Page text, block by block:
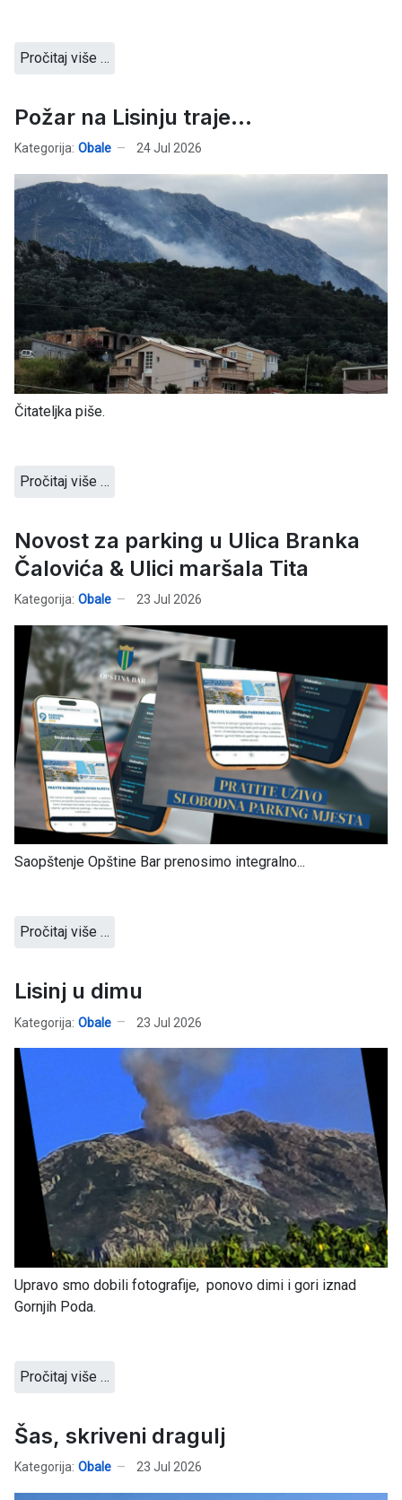
Pročitaj više …
Požar na Lisinju traje...
Kategorija: Obale 24 Jul 2026
Čitateljka piše.
Pročitaj više …
Novost za parking u Ulica Branka
Čalovića & Ulici maršala Tita
Kategorija: Obale 23 Jul 2026
Saopštenje Opštine Bar prenosimo integralno...
Pročitaj više …
Lisinj u dimu
Kategorija: Obale 23 Jul 2026
Upravo smo dobili fotografije, ponovo dimi i gori iznad
Gornjih Poda.
Pročitaj više …
Šas, skriveni dragulj
Kategorija: Obale 23 Jul 2026